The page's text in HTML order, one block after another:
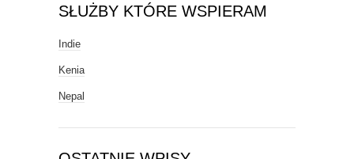
SŁUŻBY KTÓRE WSPIERAM
Indie
Kenia
Nepal